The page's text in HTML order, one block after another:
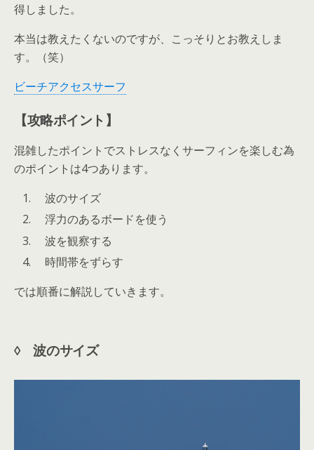
得しました。
本当は教えたくないのですが、こっそりとお教えしま
す。（笑）
ビーチアクセスサーフ
【攻略ポイント】
混雑したポイントでストレスなくサーフィンを楽しむ為
のポイントは4つあります。
波のサイズ
浮力のあるボードを使う
波を観察する
時間帯をずらす
では順番に解説していきます。
◊ 波のサイズ